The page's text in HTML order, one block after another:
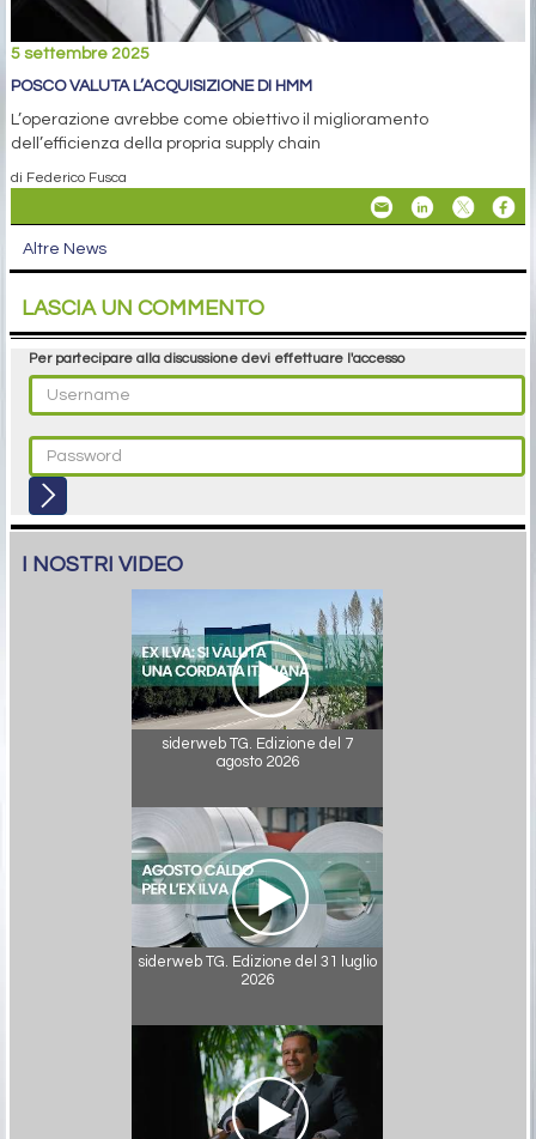
5 settembre 2025
POSCO VALUTA L’ACQUISIZIONE DI HMM
L’operazione avrebbe come obiettivo il miglioramento
dell’efficienza della propria supply chain
di Federico Fusca
Altre News
LASCIA UN COMMENTO
Per partecipare alla discussione devi effettuare l'accesso
I NOSTRI VIDEO
siderweb TG. Edizione del 7
agosto 2026
siderweb TG. Edizione del 31 luglio
2026